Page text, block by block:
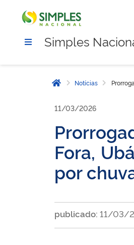
Simples
Página inicial
Notícias
11/03/2026
Fora,
por
publicado: 11/03/